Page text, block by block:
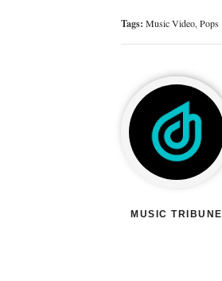
Tags: Music Video, Pops
MUSIC TRIBUNE